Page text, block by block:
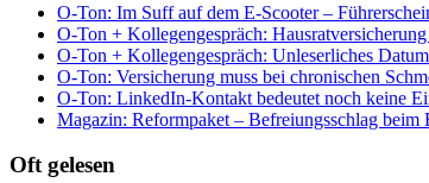
O-Ton: Im Suff auf dem E-Scooter –
O-Ton + Kollegengespräch:
O-Ton + Kollegengespräch: Unleserliches
O-Ton: Versicherung muss bei chronischen
O-Ton: LinkedIn-Kontakt bedeutet noch keine
Magazin: Reformpaket – Befreiungsschlag beim
Oft gelesen